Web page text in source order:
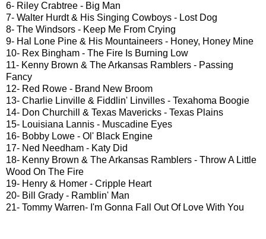
6- Riley Crabtree - Big Man
7- Walter Hurdt & His Singing Cowboys - Lost Dog
8- The Windsors - Keep Me From Crying
9- Hal Lone Pine & His Mountaineers - Honey, Honey Mine
10- Rex Bingham - The Fire Is Burning Low
11- Kenny Brown & The Arkansas Ramblers - Passing
Fancy
12- Red Rowe - Brand New Broom
13- Charlie Linville & Fiddlin' Linvilles - Texahoma Boogie
14- Don Churchill & Texas Mavericks - Texas Plains
15- Louisiana Lannis - Muscadine Eyes
16- Bobby Lowe - Ol' Black Engine
17- Ned Needham - Katy Did
18- Kenny Brown & The Arkansas Ramblers - Throw A Little
Wood On The Fire
19- Henry & Homer - Cripple Heart
20- Bill Grady - Ramblin' Man
21- Tommy Warren- I'm Gonna Fall Out Of Love With You